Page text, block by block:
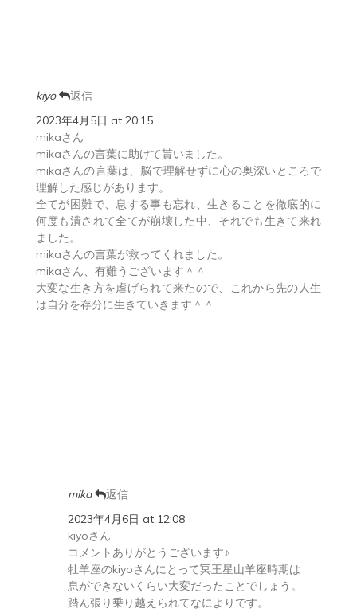
kiyo 返信
2023年4月5日 at 20:15
mikaさん
mikaさんの言葉に助けて貰いました。
mikaさんの言葉は、脳で理解せずに心の奥深いところで
理解した感じがあります。
全てが困難で、息する事も忘れ、生きることを徹底的に
何度も潰されて全てが崩壊した中、それでも生きて来れ
ました。
mikaさんの言葉が救ってくれました。
mikaさん、有難うございます＾＾
大変な生き方を虐げられて来たので、これから先の人生
は自分を存分に生きていきます＾＾
mika 返信
2023年4月6日 at 12:08
kiyoさん
コメントありがとうございます♪
牡羊座のkiyoさんにとって冥王星山羊座時期は
息ができないくらい大変だったことでしょう。
踏ん張り乗り越えられてなによりです。